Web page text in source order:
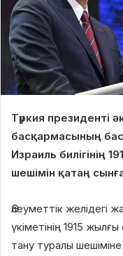
Түркия президенті
басқармасының
Израиль билігінің
шешімін қатаң
Әлеуметтік желідегі
үкіметінің 1915
тану туралы шешіміне